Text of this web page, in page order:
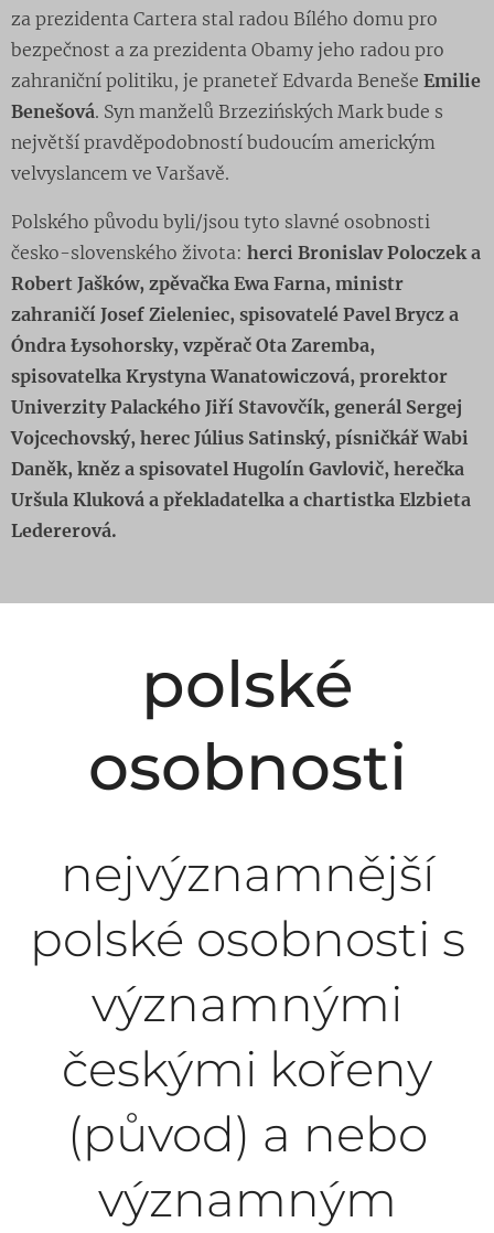
za prezidenta Cartera stal radou Bílého domu pro
bezpečnost a za prezidenta Obamy jeho radou pro
zahraniční politiku, je praneteř Edvarda Beneše Emilie
Benešová. Syn manželů Brzezińských Mark bude s
největší pravděpodobností budoucím americkým
velvyslancem ve Varšavě.
Polského původu byli/jsou tyto slavné osobnosti
česko-slovenského života: herci Bronislav Poloczek a
Robert Jašków, zpěvačka Ewa Farna, ministr
zahraničí Josef Zieleniec, spisovatelé Pavel Brycz a
Óndra Łysohorsky, vzpěrač Ota Zaremba,
spisovatelka Krystyna Wanatowiczová, prorektor
Univerzity Palackého Jiří Stavovčík, generál Sergej
Vojcechovský, herec Július Satinský, písničkář Wabi
Daněk, kněz a spisovatel Hugolín Gavlovič, herečka
Uršula Kluková a překladatelka a chartistka Elzbieta
Ledererová.
polské
osobnosti
nejvýznamnější
polské osobnosti s
významnými
českými kořeny
(původ) a nebo
významným